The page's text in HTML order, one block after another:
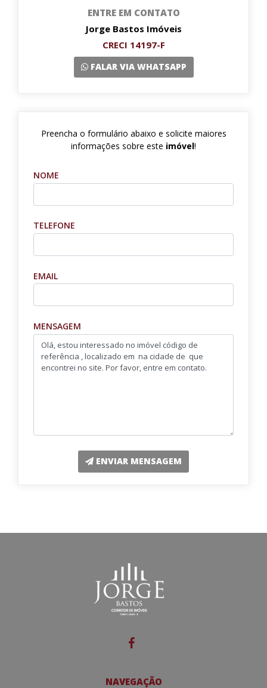
ENTRE EM CONTATO
Jorge Bastos Imóveis
CRECI 14197-F
FALAR VIA WHATSAPP
Preencha o formulário abaixo e solicite maiores
informações sobre este imóvel!
NOME
TELEFONE
EMAIL
MENSAGEM
ENVIAR MENSAGEM
NAVEGAÇÃO